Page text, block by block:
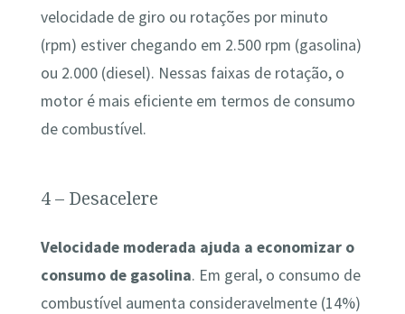
velocidade de giro ou rotações por minuto
(rpm) estiver chegando em 2.500 rpm (gasolina)
ou 2.000 (diesel). Nessas faixas de rotação, o
motor é mais eficiente em termos de consumo
de combustível.
4 – Desacelere
Velocidade moderada ajuda a economizar o
consumo de gasolina. Em geral, o consumo de
combustível aumenta consideravelmente (14%)